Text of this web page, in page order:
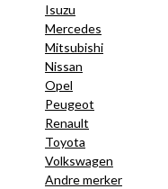
Isuzu
Mercedes
Mitsubishi
Nissan
Opel
Peugeot
Renault
Toyota
Volkswagen
Andre merker